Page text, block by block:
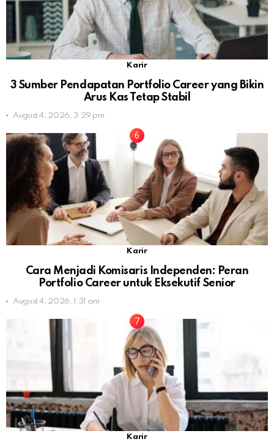
Karir
3 Sumber Pendapatan Portfolio Career yang Bikin
Arus Kas Tetap Stabil
August 4, 2026, 3:29 pm
Karir
Cara Menjadi Komisaris Independen: Peran
Portfolio Career untuk Eksekutif Senior
August 4, 2026, 1:31 am
Karir